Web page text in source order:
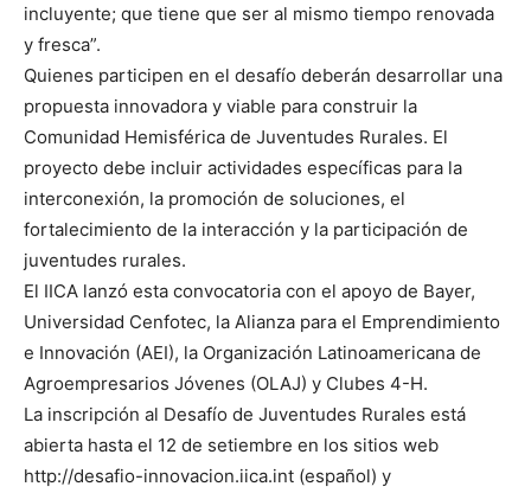
incluyente; que tiene que ser al mismo tiempo renovada
y fresca”.
Quienes participen en el desafío deberán desarrollar una
propuesta innovadora y viable para construir la
Comunidad Hemisférica de Juventudes Rurales. El
proyecto debe incluir actividades específicas para la
interconexión, la promoción de soluciones, el
fortalecimiento de la interacción y la participación de
juventudes rurales.
El IICA lanzó esta convocatoria con el apoyo de Bayer,
Universidad Cenfotec, la Alianza para el Emprendimiento
e Innovación (AEI), la Organización Latinoamericana de
Agroempresarios Jóvenes (OLAJ) y Clubes 4-H.
La inscripción al Desafío de Juventudes Rurales está
abierta hasta el 12 de setiembre en los sitios web
http://desafio-innovacion.iica.int (español) y